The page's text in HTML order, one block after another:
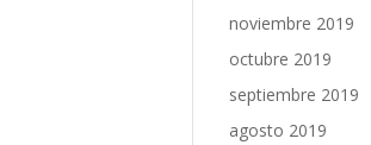
noviembre 2019
octubre 2019
septiembre 2019
agosto 2019